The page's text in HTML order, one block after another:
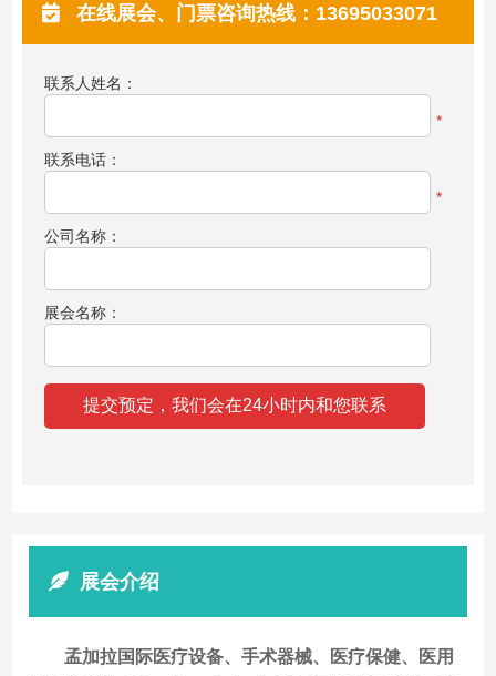
在线展会、门票咨询热线：13695033071
联系人姓名：
*
联系电话：
*
公司名称：
展会名称：
展会介绍
孟加拉国际医疗设备、手术器械、医疗保健、医用